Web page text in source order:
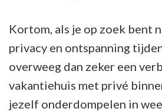
Kortom, als je op zoek bent
privacy en ontspanning
overweeg dan zeker een
vakantiehuis met privé
jezelf onderdompelen in